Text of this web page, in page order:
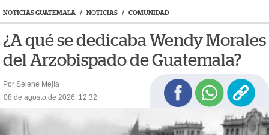
NOTICIAS GUATEMALA / NOTICIAS / COMUNIDAD
¿A qué se dedicaba Wendy Morales
del Arzobispado de Guatemala?
Por Selene Mejía
08 de agosto de 2026, 12:32